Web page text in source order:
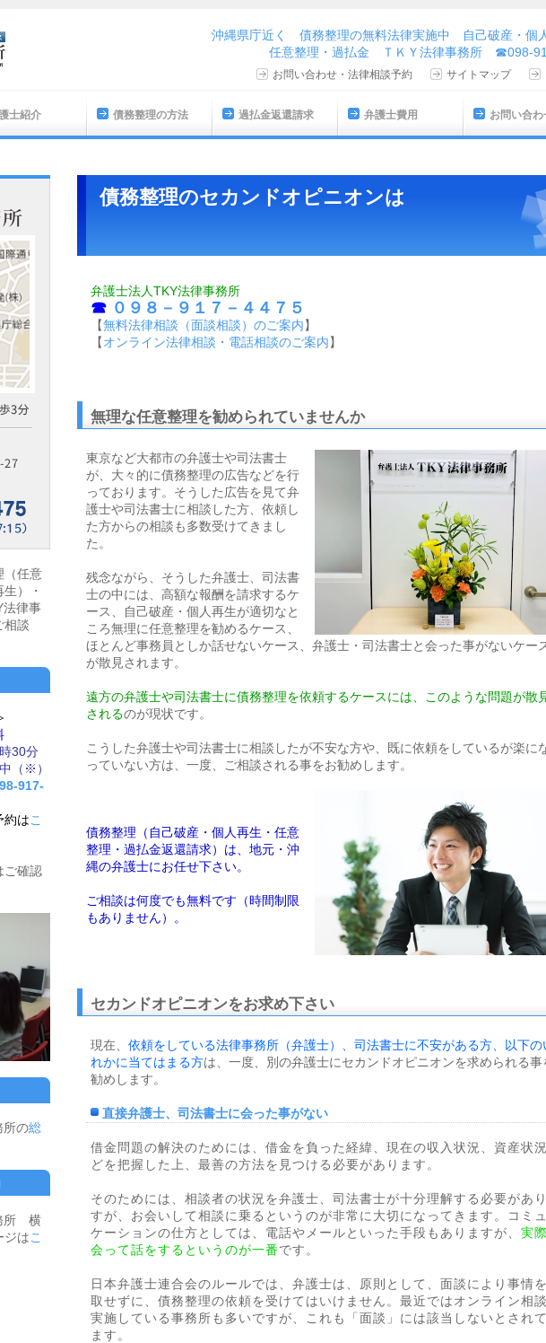
沖縄県庁近く 債務整理の無料法律実施中 自己破産・個
任意整理・過払金 ＴＫＹ法律事務所 ☎098-
お問い合わせ・法律相談予約 サイトマップ
士紹介 債務整理の方法 過払金返還請求 弁護士費用 お問い合わ
債務整理のセカンドオピニオンは
弁護士法人TKY法律事務所
☎ ０９８－９１７－４４７５
【無料法律相談（面談相談）のご案内】
【オンライン法律相談・電話相談のご案内】
無理な任意整理を勧められていませんか
東京など大都市の弁護士や司法書士
が、大々的に債務整理の広告などを行
っております。そうした広告を見て弁
護士や司法書士に相談した方、依頼し
た方からの相談も多数受けてきまし
た。
残念ながら、そうした弁護士、司法書
士の中には、高額な報酬を請求するケ
ース、自己破産・個人再生が適切なと
ころ無理に任意整理を勧めるケース、
ほとんど事務員としか話せないケース、弁護士・司法書士と会った事がないケー
が散見されます。
遠方の弁護士や司法書士に債務整理を依頼するケースには、このような問題が散
されるのが現状です。
こうした弁護士や司法書士に相談したが不安な方や、既に依頼をしているが楽に
っていない方は、一度、ご相談される事をお勧めします。
債務整理（自己破産・個人再生・任意
整理・過払金返還請求）は、地元・沖
縄の弁護士にお任せ下さい。
ご相談は何度でも無料です（時間制限
もありません）。
セカンドオピニオンをお求め下さい
現在、 依頼をしている法律事務所（弁護士）、司法書士に不安がある方、以下の
れかに当てはまる方は、一度、別の弁護士にセカンドオピニオンを求められる事
勧めします。
直接弁護士、司法書士に会った事がない
借金問題の解決のためには、借金を負った経緯、現在の収入状況、資産状
どを把握した上、最善の方法を見つける必要があります。
そのためには、相談者の状況を弁護士、司法書士が十分理解する必要があ
すが、お会いして相談に乗るというのが非常に大切になってきます。コミ
ケーションの仕方としては、電話やメールといった手段もありますが、 実
会って話をするというのが一番です。
日本弁護士連合会のルールでは、弁護士は、原則として、面談により事情
取せずに、債務整理の依頼を受けてはいけません。最近ではオンライン相
実施している事務所も多いですが、これも「面談」には該当しないとされ
ます。
任意
）・
法律事
相談
30分
（※）
917-
約はこ
ご確認
所の総
所 横
ジはこ